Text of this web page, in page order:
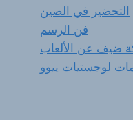
التحضير في الصين
فن الرسم
ضيف عن الألعاب
لوجستيات ييوو